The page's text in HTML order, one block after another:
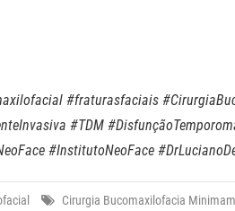
#fraturasfaciais
#TDM
#InstitutoNeoFace
Cirurgia Bucomaxilofacia